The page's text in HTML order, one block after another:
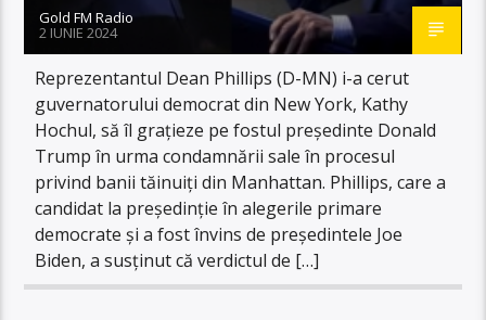
Gold FM Radio
2 IUNIE 2024
Reprezentantul Dean Phillips (D-MN) i-a cerut
guvernatorului democrat din New York, Kathy
Hochul, să îl grațieze pe fostul președinte Donald
Trump în urma condamnării sale în procesul
privind banii tăinuiți din Manhattan. Phillips, care a
candidat la președinție în alegerile primare
democrate și a fost învins de președintele Joe
Biden, a susținut că verdictul de […]